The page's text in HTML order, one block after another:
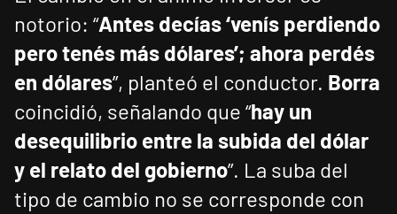
notorio: “Antes decías ‘venís perdiendo
pero tenés más dólares’; ahora perdés
en dólares”, planteó el conductor. Borra
coincidió, señalando que “hay un
desequilibrio entre la subida del dólar
y el relato del gobierno”. La suba del
tipo de cambio no se corresponde con